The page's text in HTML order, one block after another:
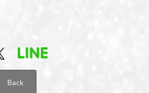
ID-S INFO
Back